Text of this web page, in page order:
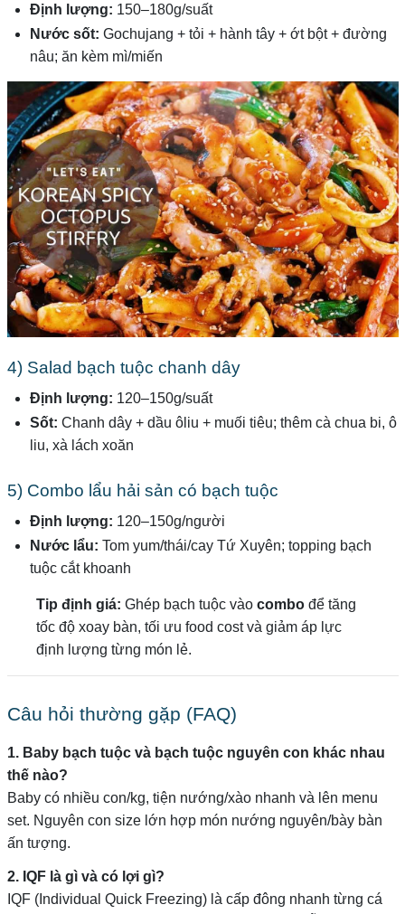
Định lượng: 150–180g/suất
Nước sốt: Gochujang + tỏi + hành tây + ớt bột + đường
nâu; ăn kèm mì/miến
4) Salad bạch tuộc chanh dây
Định lượng: 120–150g/suất
Sốt: Chanh dây + dầu ôliu + muối tiêu; thêm cà chua bi, ô
liu, xà lách xoăn
5) Combo lẩu hải sản có bạch tuộc
Định lượng: 120–150g/người
Nước lẩu: Tom yum/thái/cay Tứ Xuyên; topping bạch
tuộc cắt khoanh
Tip định giá: Ghép bạch tuộc vào combođể tăng
tốc độ xoay bàn, tối ưu food cost và giảm áp lực
định lượng từng món lẻ.
Câu hỏi thường gặp (FAQ)
1. Baby bạch tuộc và bạch tuộc nguyên con khác nhau
thế nào?
Baby có nhiều con/kg, tiện nướng/xào nhanh và lên menu
set. Nguyên con size lớn hợp món nướng nguyên/bày bàn
ấn tượng.
2. IQF là gì và có lợi gì?
IQF (Individual Quick Freezing) là cấp đông nhanh từng cá